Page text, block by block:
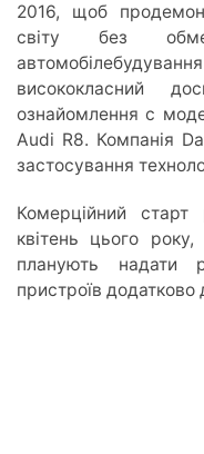
2016, щоб
світу без
висококласний
ознайомлення c
Audi R8. Компанія
застосування
Комерційний
квітень цього
планують надати
пристроїв додатково